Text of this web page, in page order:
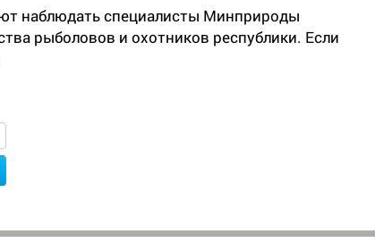
наблюдать специалисты Минприроды
рыболовов и охотников республики. Если